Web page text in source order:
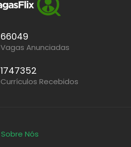
66049
Vagas Anunciadas
1747352
Currículos Recebidos
Sobre Nós